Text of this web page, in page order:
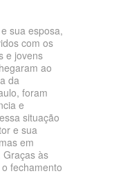
sua esposa,
com os
e jovens
ao
da
foram
e
situação
e sua
em
Graças às
fechamento